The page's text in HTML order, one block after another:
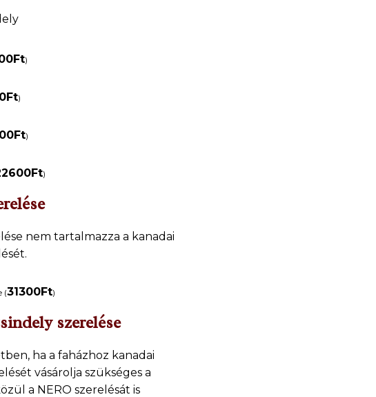
Ft)
Ft)
Ft)
Ft)
nem tartalmazza a kanadai
(31300Ft)
szerelése
ha a faházhoz kanadai
vásárolja szükséges a
a NERO szerelésát is